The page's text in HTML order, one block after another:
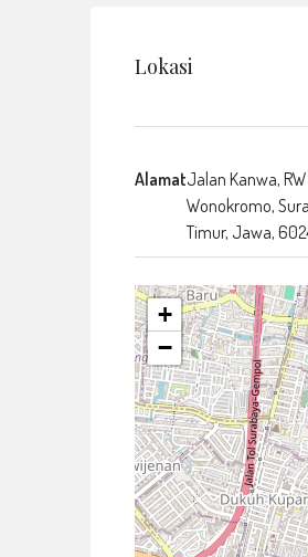
Lokasi
AlamatJalan Kanwa,
Wonokromo,
Timur, Jawa,
+
−